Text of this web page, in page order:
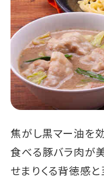
焦がし黒マー油を
食べる豚バラ肉が
せまりくる背徳感